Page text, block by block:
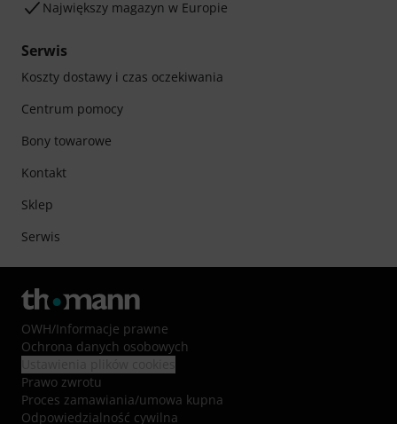
Największy magazyn w Europie
Serwis
Koszty dostawy i czas oczekiwania
Centrum pomocy
Bony towarowe
Kontakt
Sklep
Serwis
OWH/Informacje prawne
Ochrona danych osobowych
Prawo zwrotu
Proces zamawiania/umowa kupna
Odpowiedzialność cywilna